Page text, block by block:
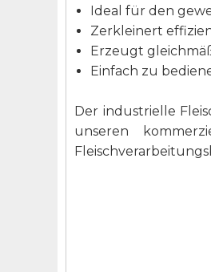
Ideal für den
Zerkleinert
Erzeugt
Einfach zu
Der industrielle
unseren